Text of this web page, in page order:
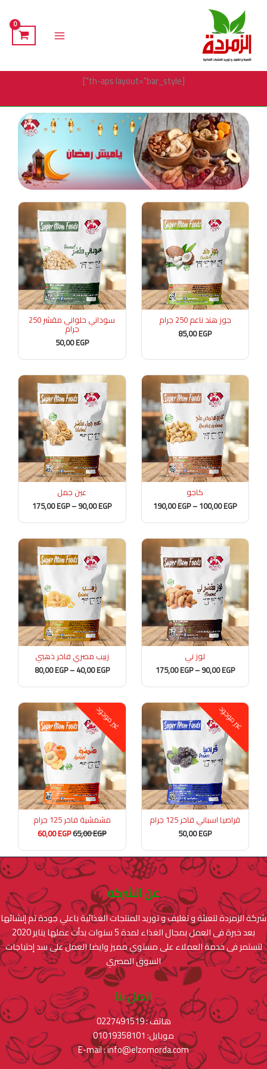
المحتوى
[th-aps layout="bar_style"]
جوز هند ناعم 250 جرام
85,00EGP
سوداني حلواني مقشر 250
جرام
50,00EGP
كاجو
100,00EGP
–
190,00EGP
نطاق
السعر:
من
⁦100,00 EGP⁩
خلال
عين جمل
90,00EGP
–
175,00EGP
نطاق
السعر:
من
خلال
⁦175,00 EGP⁩
لوز ني
90,00EGP
–
175,00EGP
نطاق
من
⁦90,00 EGP⁩
خلال
⁦175,00 EGP⁩
زبيب مصري فاخر ذهبي
40,00EGP
–
80,00EGP
نطاق
من
خلال
⁦80,00 EGP⁩
غير موجود
قراصيا اسباني فاخر 125 جرام
50,00EGP
غير موجود
مشمشية فاخر 125 جرام
65,00EGP
السعر
الأصلي
هو:
65,00 EGP.
60,00EGP
السعر
الحالي
هو:
60,00 EGP.
عن الشركه
شركة الزمردة لتعبئة و تغليف و توريد المنتجات الغذائية باعلي جودة تم إنشائها
بعد خبرة فى العمل بمجال الغذاء لمدة 5 سنوات بدأت عملها يناير 2020
لتستمر فى خدمة العملاء على مستوي مميز وايضا العمل على سد إحتياجات
السوق المصري
اتصل بنا
هاتف : 0227491519
موبايل: 01019358101
E-mail : info@elzomorda.com